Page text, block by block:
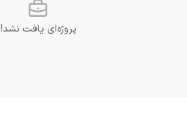
پروژه‌ای یافت نشد!